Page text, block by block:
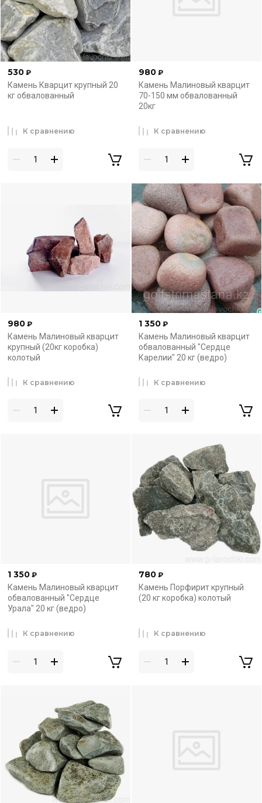
530 ₽
Камень Кварцит крупный 20
кг обвалованный
К сравнению
980 ₽
Камень Малиновый кварцит
70-150 мм обвалованный
20кг
К сравнению
980 ₽
Камень Малиновый кварцит
крупный (20кг коробка)
колотый
К сравнению
1 350 ₽
Камень Малиновый кварцит
обвалованный "Сердце
Карелии" 20 кг (ведро)
К сравнению
1 350 ₽
Камень Малиновый кварцит
обвалованный "Сердце
Урала" 20 кг (ведро)
К сравнению
780 ₽
Камень Порфирит крупный
(20 кг коробка) колотый
К сравнению